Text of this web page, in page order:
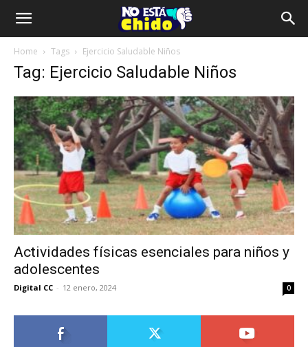
Home Tags Ejercicio Saludable Niños
Tag: Ejercicio Saludable Niños
Actividades físicas esenciales para niños y
adolescentes
Digital CC - 12 enero, 2024 0